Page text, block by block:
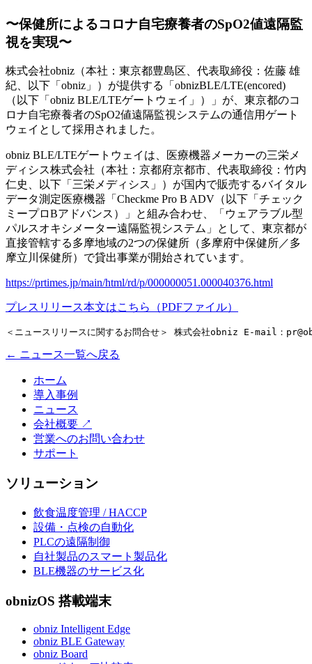
〜保健所によるコロナ自宅療養者のSpO2値遠隔監
視を実現〜
株式会社obniz（本社：東京都豊島区、代表取締役：佐藤 雄
紀、以下「obniz」）が提供する「obnizBLE/LTE(encored)
（以下「obniz BLE/LTEゲートウェイ」）」が、東京都のコ
ロナ自宅療養者のSpO2値遠隔監視システムの通信用ゲート
ウェイとして採用されました。
obniz BLE/LTEゲートウェイは、医療機器メーカーの三栄メ
ディシス株式会社（本社：京都府京都市、代表取締役：竹内
仁史、以下「三栄メディシス」）が国内で販売するバイタル
データ測定医療機器「Checkme Pro B ADV（以下「チェック
ミープロBアドバンス）」と組み合わせ、「ウェアラブル型
パルスオキシメーター遠隔監視システム」として、東京都が
直接管轄する多摩地域の2つの保健所（多摩府中保健所／多
摩立川保健所）で貸出事業が開始されています。
https://prtimes.jp/main/html/rd/p/000000051.000040376.html
プレスリリース本文はこちら（PDFファイル）
＜ニュースリリースに関するお問合せ＞ 株式会社obniz E-mail：
← ニュース一覧へ戻る
ホーム
導入事例
ニュース
会社概要 ↗
営業へのお問い合わせ
サポート
ソリューション
飲食温度管理 / HACCP
設備・点検の自動化
PLCの遠隔制御
自社製品のスマート製品化
BLE機器のサービス化
obnizOS 搭載端末
obniz Intelligent Edge
obniz BLE Gateway
obniz Board